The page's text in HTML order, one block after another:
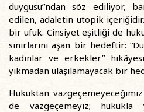
duygusu”ndan söz ediliyor,
edilen, adaletin ütopik
bir ufuk. Cinsiyet eşitliği de
sınırlarını aşan bir hedeftir:
kadınlar ve erkekler”
yıkmadan ulaşılamayacak bir
Hukuktan
de vazgeçemeyiz; hukukla